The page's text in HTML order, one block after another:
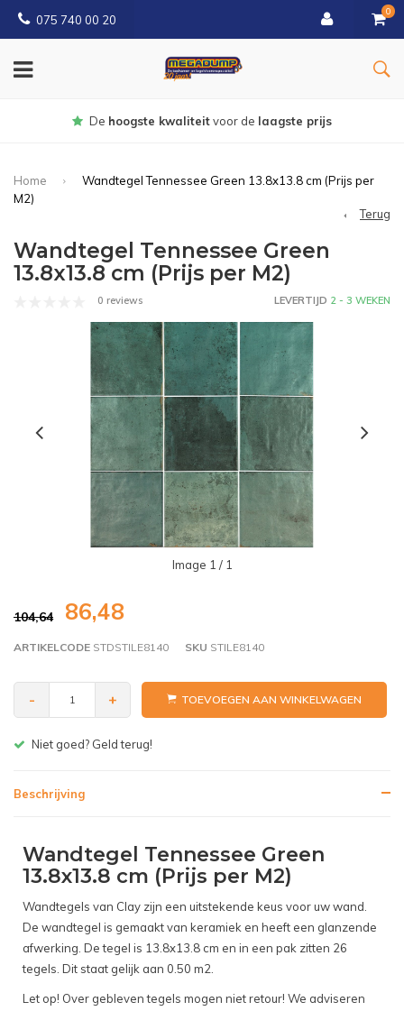
075 740 00 20
0
Gratisbezorgd vanaf € 150
Home
Wandtegel Tennessee Green 13.8x13.8 cm (Prijs per
M2)
Terug
Wandtegel Tennessee Green
13.8x13.8 cm (Prijs per M2)
0 reviews LEVERTIJD 2 - 3 WEKEN
Image 1 / 1
104,64 86,48
ARTIKELCODE STDSTILE8140 SKU STILE8140
- + TOEVOEGEN AAN WINKELWAGEN
Gratis bezorgen v.a. € 150,- (NL)
Beschrijving
Wandtegel Tennessee Green
13.8x13.8 cm (Prijs per M2)
Wandtegels van Clay zijn een uitstekende keus voor uw wand.
De wandtegel is gemaakt van keramiek en heeft een glanzende
afwerking. De tegel is 13.8x13.8 cm en in een pak zitten 26
tegels. Dit staat gelijk aan 0.50 m2.
Let op! Over gebleven tegels mogen niet retour! We adviseren